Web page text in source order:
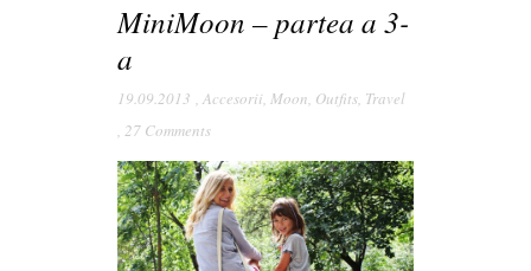
MiniMoon – partea a 3-
a
19.09.2013 , Accesorii, Moon, Outfits, Travel
, 27 Comments